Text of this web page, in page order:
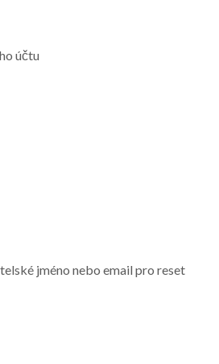
účtu
jméno nebo email pro reset